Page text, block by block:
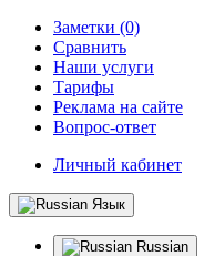
Заметки (0)
Сравнить
Наши услуги
Тарифы
Реклама на сайте
Вопрос-ответ
Личный кабинет
Язык
Russian